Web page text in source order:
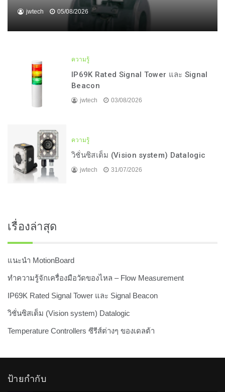
jwtech 05/08/2026
ความรู้
IP69K Rated Signal Tower และ Signal
Beacon
jwtech 03/08/2026
ความรู้
วิชั่นซิสเต็ม (Vision system) Datalogic
jwtech 31/07/2026
เรื่องล่าสุด
แนะนำ MotionBoard
ทำความรู้จักเครื่องมือวัดของไหล – Flow Measurement
IP69K Rated Signal Tower และ Signal Beacon
วิชั่นซิสเต็ม (Vision system) Datalogic
Temperature Controllers ซีรีส์ต่างๆ ของเดลต้า
ป้ายกำกับ